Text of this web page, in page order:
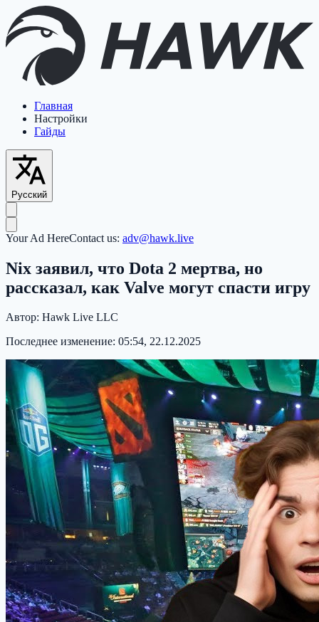
Главная
Настройки
Гайды
Русский
Your Ad HereContact us: adv@hawk.live
Nix заявил, что Dota 2 мертва, но
рассказал, как Valve могут спасти игру
Автор: Hawk Live LLC
Последнее изменение: 05:54, 22.12.2025